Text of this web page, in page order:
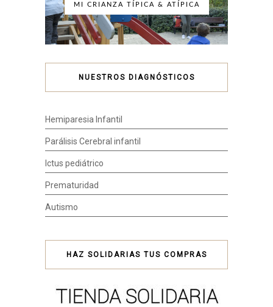
MI CRIANZA TÍPICA & ATÍPICA
NUESTROS DIAGNÓSTICOS
Hemiparesia Infantil
Parálisis Cerebral infantil
Ictus pediátrico
Prematuridad
Autismo
HAZ SOLIDARIAS TUS COMPRAS